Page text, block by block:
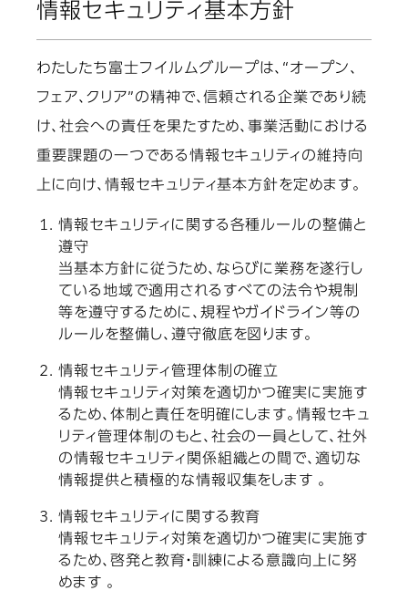
情報セキュリティ基本方針
わたしたち富士フイルムグループは、“オープン、
フェア、クリア”の精神で、信頼される企業であり続
け、社会への責任を果たすため、事業活動における
重要課題の一つである情報セキュリティの維持向
上に向け、情報セキュリティ基本方針を定めます。
情報セキュリティに関する各種ルールの整備と
遵守
当基本方針に従うため、ならびに業務を遂行し
ている地域で適用されるすべての法令や規制
等を遵守するために、規程やガイドライン等の
ルールを整備し、遵守徹底を図ります。
情報セキュリティ管理体制の確立
情報セキュリティ対策を適切かつ確実に実施す
るため、体制と責任を明確にします。情報セキュ
リティ管理体制のもと、社会の一員として、社外
の情報セキュリティ関係組織との間で、適切な
情報提供と積極的な情報収集をします 。
情報セキュリティに関する教育
情報セキュリティ対策を適切かつ確実に実施す
るため、啓発と教育・訓練による意識向上に努
めます 。